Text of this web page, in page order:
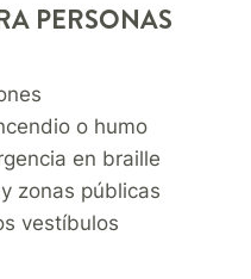
PERSONAS
o humo
en braille
zonas públicas
vestíbulos